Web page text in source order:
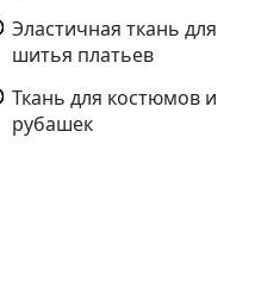
Эластичная ткань для
шитья платьев
Ткань для костюмов и
рубашек